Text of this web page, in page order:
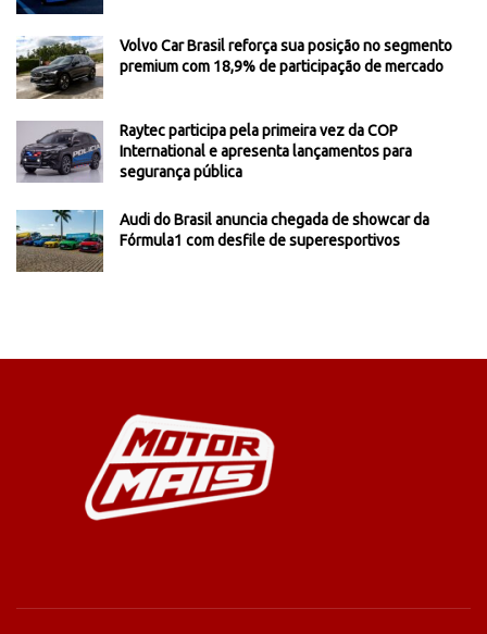
Volvo Car Brasil reforça sua posição no segmento
premium com 18,9% de participação de mercado
Raytec participa pela primeira vez da COP
International e apresenta lançamentos para
segurança pública
Audi do Brasil anuncia chegada de showcar da
Fórmula1 com desfile de superesportivos